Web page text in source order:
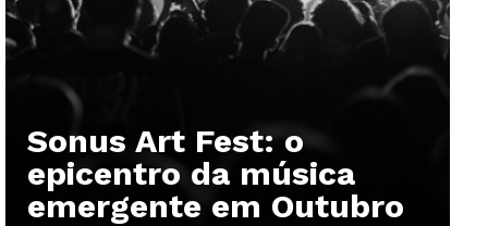
Sonus Art Fest: o
epicentro da música
emergente em Outubro